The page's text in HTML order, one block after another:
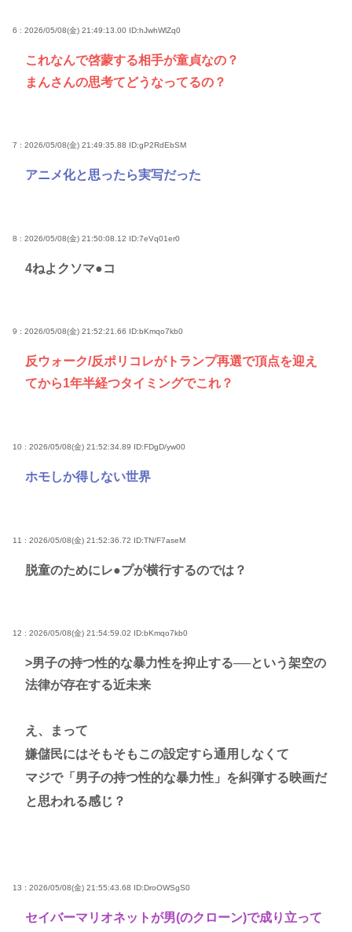
6 : 2026/05/08(金) 21:49:13.00 ID:hJwhWlZq0
これなんで啓蒙する相手が童貞なの？
まんさんの思考てどうなってるの？
7 : 2026/05/08(金) 21:49:35.88 ID:gP2RdEbSM
アニメ化と思ったら実写だった
8 : 2026/05/08(金) 21:50:08.12 ID:7eVq01er0
4ねよクソマ●コ
9 : 2026/05/08(金) 21:52:21.66 ID:bKmqo7kb0
反ウォーク/反ポリコレがトランプ再選で頂点を迎え
てから1年半経つタイミングでこれ？
10 : 2026/05/08(金) 21:52:34.89 ID:FDgD/yw00
ホモしか得しない世界
11 : 2026/05/08(金) 21:52:36.72 ID:TN/F7aseM
脱童のためにレ●プが横行するのでは？
12 : 2026/05/08(金) 21:54:59.02 ID:bKmqo7kb0
>男子の持つ性的な暴力性を抑止する──という架空の
法律が存在する近未来
え、まって
嫌儲民にはそもそもこの設定すら通用しなくて
マジで「男子の持つ性的な暴力性」を糾弾する映画だ
と思われる感じ？
13 : 2026/05/08(金) 21:55:43.68 ID:DroOWSgS0
セイバーマリオネットが男(のクローン)で成り立って